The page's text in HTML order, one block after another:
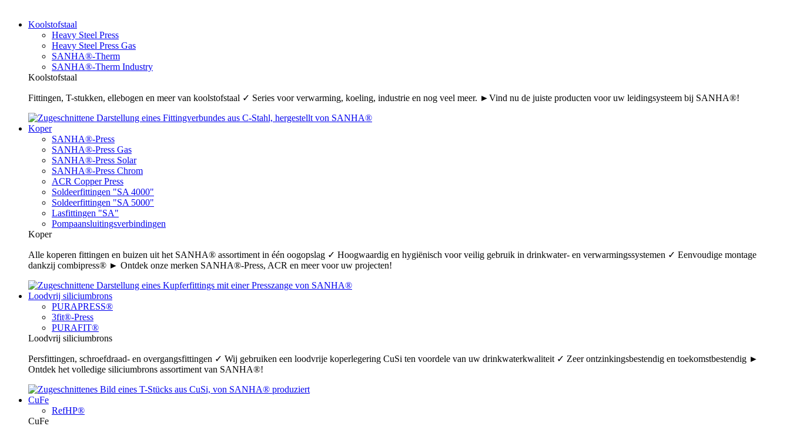
Koolstofstaal
Heavy Steel Press
Heavy Steel Press Gas
SANHA®-Therm
SANHA®-Therm Industry
Koolstofstaal
Fittingen, T-stukken, ellebogen en meer van koolstofstaal ✓ Series voor verwarming, koeling, industrie en nog veel meer. ►Vind nu de juiste producten voor uw leidingsysteem bij SANHA®!
Koper
SANHA®-Press
SANHA®-Press Gas
SANHA®-Press Solar
SANHA®-Press Chrom
ACR Copper Press
Soldeerfittingen "SA 4000"
Soldeerfittingen "SA 5000"
Lasfittingen "SA"
Pompaansluitingsverbindingen
Koper
Alle koperen fittingen en buizen uit het SANHA® assortiment in één oogopslag ✓ Hoogwaardig en hygiënisch voor veilig gebruik in drinkwater- en verwarmingssystemen ✓ Eenvoudige montage
dankzij combipress® ► Ontdek onze merken SANHA®-Press, ACR en meer voor uw projecten!
Loodvrij siliciumbrons
PURAPRESS®
3fit®-Press
PURAFIT®
Loodvrij siliciumbrons
Persfittingen, schroefdraad- en overgangsfittingen ✓ Wij gebruiken een loodvrije koperlegering CuSi ten voordele van uw drinkwaterkwaliteit ✓ Zeer ontzinkingsbestendig en toekomstbestendig ►
Ontdek het volledige siliciumbrons assortiment van SANHA®!
CuFe
RefHP®
CuFe